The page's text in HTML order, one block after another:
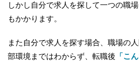
しかし自分で求人を探して一つの職
もかかります。
また自分で求人を探す場合、職場の
部環境まではわからず、転職後 「こ